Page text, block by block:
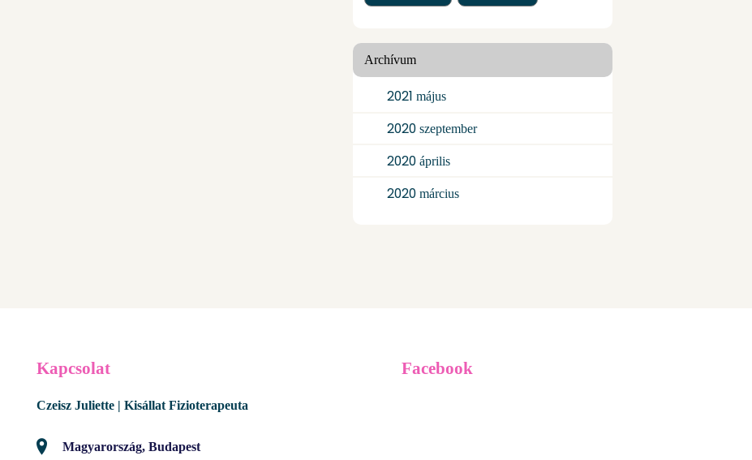
Archívum
2021 május
2020 szeptember
2020 április
2020 március
Kapcsolat
Czeisz Juliette | Kisállat Fizioterapeuta
Magyarország, Budapest
Facebook